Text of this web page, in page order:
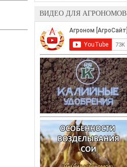
ВИДЕО ДЛЯ АГРОНОМОВ